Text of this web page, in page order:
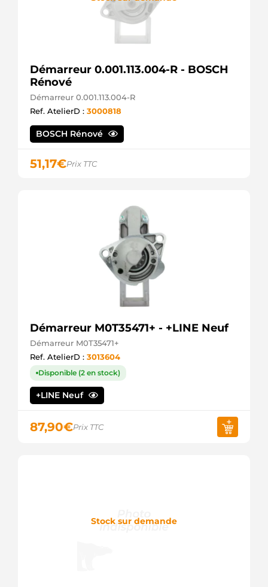
Démarreur 0.001.113.004-R - BOSCH
Rénové
Démarreur 0.001.113.004-R
Ref. AtelierD : 3000818
BOSCH Rénové
51,17€Prix TTC
Démarreur M0T35471+ - +LINE Neuf
Démarreur M0T35471+
Ref. AtelierD : 3013604
Disponible (2 en stock)
+LINE Neuf
87,90€Prix TTC
Stock sur demande